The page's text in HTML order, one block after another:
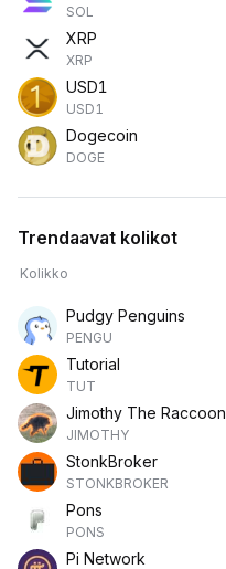
SOL
XRP
XRP
USD1
USD1
Dogecoin
DOGE
Trendaavat kolikot
Kolikko
Pudgy Penguins
PENGU
Tutorial
TUT
Jimothy The Raccoon
JIMOTHY
StonkBroker
STONKBROKER
Pons
PONS
Pi Network